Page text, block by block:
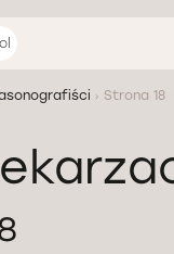
Strona 18